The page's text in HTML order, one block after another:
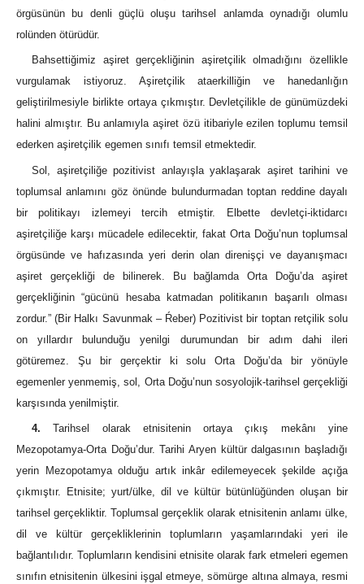
örgüsünün bu denli güçlü oluşu tarihsel anlamda oynadığı olumlu
rolünden ötürüdür.
Bahsettiğimiz aşiret gerçekliğinin aşiretçilik olmadığını özellikle
vurgulamak istiyoruz. Aşiretçilik ataerkilliğin ve hanedanlığın
geliştirilmesiyle birlikte ortaya çıkmıştır. Devletçilikle de günümüzdeki
halini almıştır. Bu anlamıyla aşiret özü itibariyle ezilen toplumu temsil
ederken aşiretçilik egemen sınıfı temsil etmektedir.
Sol, aşiretçiliğe pozitivist anlayışla yaklaşarak aşiret tarihini ve
toplumsal anlamını göz önünde bulundurmadan toptan reddine dayalı
bir politikayı izlemeyi tercih etmiştir. Elbette devletçi-iktidarcı
aşiretçiliğe karşı mücadele edilecektir, fakat Orta Doğu’nun toplumsal
örgüsünde ve hafızasında yeri derin olan direnişçi ve dayanışmacı
aşiret gerçekliği de bilinerek. Bu bağlamda Orta Doğu’da aşiret
gerçekliğinin “gücünü hesaba katmadan politikanın başarılı olması
zordur.” (Bir Halkı Savunmak – Ŕeber) Pozitivist bir toptan retçilik solu
on yıllardır bulunduğu yenilgi durumundan bir adım dahi ileri
götüremez. Şu bir gerçektir ki solu Orta Doğu’da bir yönüyle
egemenler yenmemiş, sol, Orta Doğu’nun sosyolojik-tarihsel gerçekliği
karşısında yenilmiştir.
4. Tarihsel olarak etnisitenin ortaya çıkış mekânı yine
Mezopotamya-Orta Doğu’dur. Tarihi Aryen kültür dalgasının başladığı
yerin Mezopotamya olduğu artık inkâr edilemeyecek şekilde açığa
çıkmıştır. Etnisite; yurt/ülke, dil ve kültür bütünlüğünden oluşan bir
tarihsel gerçekliktir. Toplumsal gerçeklik olarak etnisitenin anlamı ülke,
dil ve kültür gerçekliklerinin toplumların yaşamlarındaki yeri ile
bağlantılıdır. Toplumların kendisini etnisite olarak fark etmeleri egemen
sınıfın etnisitenin ülkesini işgal etmeye, sömürge altına almaya, resmi